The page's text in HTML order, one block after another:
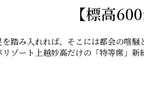
【標高
を踏み入れれば、そこには都会の喧
リゾート上越妙高だけの「特等席」